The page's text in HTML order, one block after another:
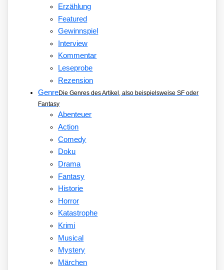
Erzählung
Featured
Gewinnspiel
Interview
Kommentar
Leseprobe
Rezension
GenreDie Genres des Artikel, also beispielsweise SF oder
Fantasy
Abenteuer
Action
Comedy
Doku
Drama
Fantasy
Historie
Horror
Katastrophe
Krimi
Musical
Mystery
Märchen